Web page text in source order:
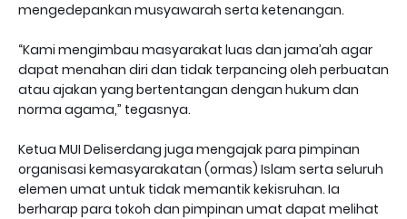
mengedepankan musyawarah serta ketenangan.
“Kami mengimbau masyarakat luas dan jama’ah agar
dapat menahan diri dan tidak terpancing oleh perbuatan
atau ajakan yang bertentangan dengan hukum dan
norma agama,” tegasnya.
Ketua MUI Deliserdang juga mengajak para pimpinan
organisasi kemasyarakatan (ormas) Islam serta seluruh
elemen umat untuk tidak memantik kekisruhan. Ia
berharap para tokoh dan pimpinan umat dapat melihat